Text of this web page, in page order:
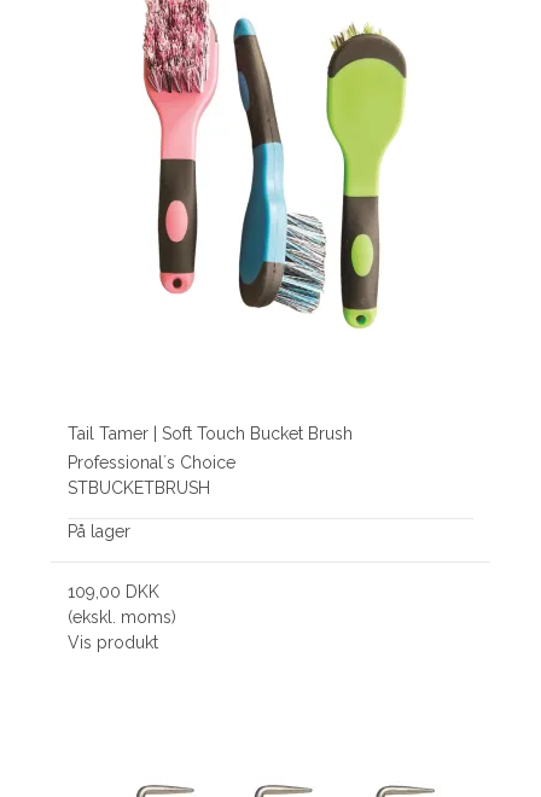
Tail Tamer | Soft Touch Bucket Brush
Professional´s Choice
STBUCKETBRUSH
På lager
109,00 DKK
(ekskl. moms)
Vis produkt